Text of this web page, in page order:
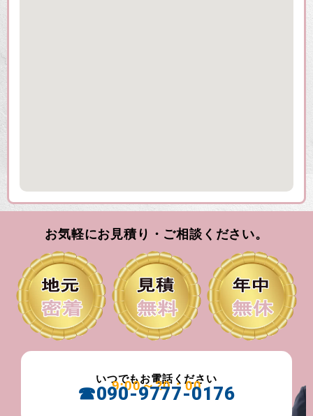
お気軽にお見積り・ご相談ください。
いつでもお電話ください
9:00～20：00
☎090-9777-0176